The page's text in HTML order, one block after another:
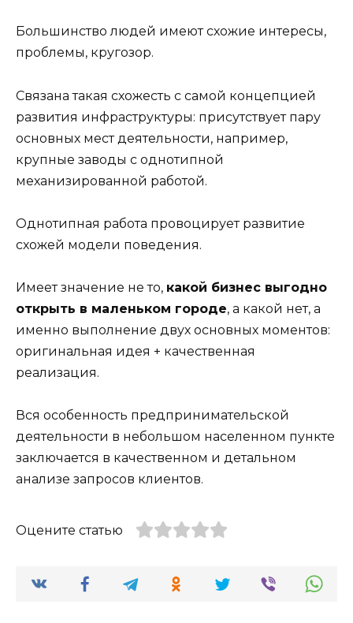
Большинство людей имеют схожие интересы,
проблемы, кругозор.
Связана такая схожесть с самой концепцией
развития инфраструктуры: присутствует пару
основных мест деятельности, например,
крупные заводы с однотипной
механизированной работой.
Однотипная работа провоцирует развитие
схожей модели поведения.
Имеет значение не то, какой бизнес выгодно
открыть в маленьком городе, а какой нет, а
именно выполнение двух основных моментов:
оригинальная идея + качественная
реализация.
Вся особенность предпринимательской
деятельности в небольшом населенном пункте
заключается в качественном и детальном
анализе запросов клиентов.
Оцените статью